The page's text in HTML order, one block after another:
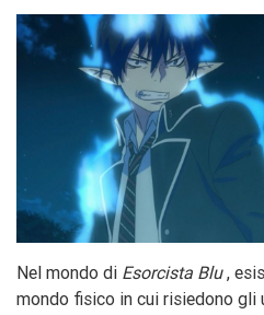
Nel mondo di Esorcista Blu,
mondo fisico in cui risiedono gli